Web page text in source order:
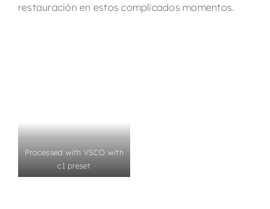
restauración en estos complicados momentos.
Processed with VSCO with
c1 preset